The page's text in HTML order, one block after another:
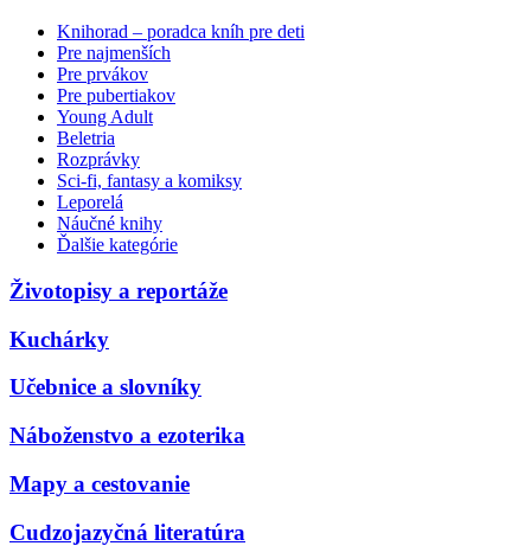
Knihorad – poradca kníh pre deti
Pre najmenších
Pre prvákov
Pre pubertiakov
Young Adult
Beletria
Rozprávky
Sci-fi, fantasy a komiksy
Leporelá
Náučné knihy
Ďalšie kategórie
Životopisy a reportáže
Kuchárky
Učebnice a slovníky
Náboženstvo a ezoterika
Mapy a cestovanie
Cudzojazyčná literatúra